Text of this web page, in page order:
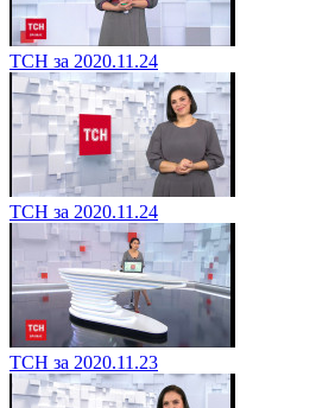
ТСН за 2020.11.24
ТСН за 2020.11.24
ТСН за 2020.11.23